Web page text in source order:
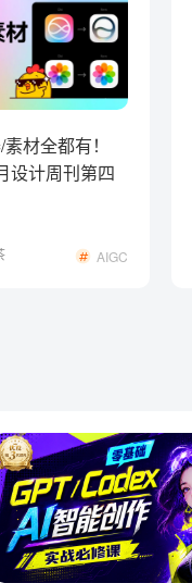
材全都有！
设计周刊第四
AIGC